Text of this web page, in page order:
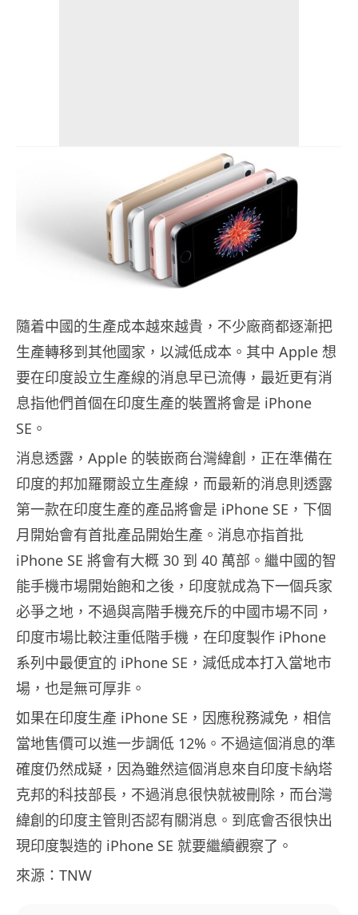
隨着中國的生產成本越來越貴，不少廠商都逐漸把
生產轉移到其他國家，以減低成本。其中 Apple 想
要在印度設立生產線的消息早已流傳，最近更有消
息指他們首個在印度生產的裝置將會是 iPhone
SE。
消息透露，Apple 的裝嵌商台灣緯創，正在準備在
印度的邦加羅爾設立生產線，而最新的消息則透露
第一款在印度生產的產品將會是 iPhone SE，下個
月開始會有首批產品開始生產。消息亦指首批
iPhone SE 將會有大概 30 到 40 萬部。繼中國的智
能手機市場開始飽和之後，印度就成為下一個兵家
必爭之地，不過與高階手機充斥的中國市場不同，
印度市場比較注重低階手機，在印度製作 iPhone
系列中最便宜的 iPhone SE，減低成本打入當地市
場，也是無可厚非。
如果在印度生產 iPhone SE，因應稅務減免，相信
當地售價可以進一步調低 12%。不過這個消息的準
確度仍然成疑，因為雖然這個消息來自印度卡納塔
克邦的科技部長，不過消息很快就被刪除，而台灣
緯創的印度主管則否認有關消息。到底會否很快出
現印度製造的 iPhone SE 就要繼續觀察了。
來源：TNW